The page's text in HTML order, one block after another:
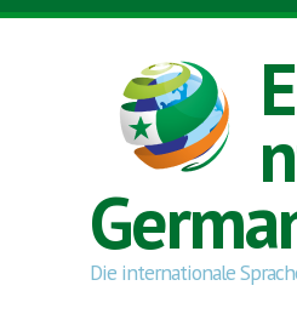
Skip to main content
Die internationale